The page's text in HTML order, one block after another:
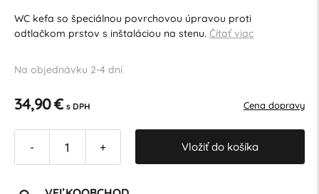
WC kefa so špeciálnou povrchovou úpravou proti
odtlačkom prstov s inštaláciou na stenu. Čítať viac
Na objednávku 2-4 dní
34,90 € s DPH Cena dopravy
- + Vložiť do košíka